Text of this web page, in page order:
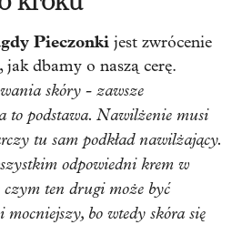
Pieczonki jest zwrócenie
jak dbamy o naszą cerę.
skóry - zawsze
to podstawa. Nawilżenie musi
tu sam podkład nawilżający.
odpowiedni krem w
ten drugi może być
bo wtedy skóra się